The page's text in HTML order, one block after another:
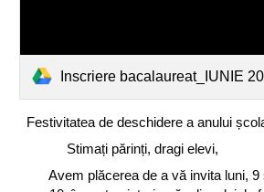
Inscriere bacalaureat_IUNIE
Festivitatea de deschidere a anului
Stimați părinți, dragi elevi,
Avem plăcerea de a vă invita luni, 9